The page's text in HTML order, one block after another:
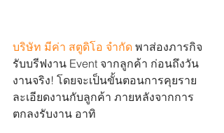
บริษัท มีค่า สตูดิโอ จำกัด พาส่องภารกิจ
รับบรีฟงาน Event จากลูกค้า ก่อนถึงวัน
งานจริง! โดยจะเป็นขั้นตอนการคุยราย
ละเอียดงานกับลูกค้า ภายหลังจากการ
ตกลงรับงาน อาทิ